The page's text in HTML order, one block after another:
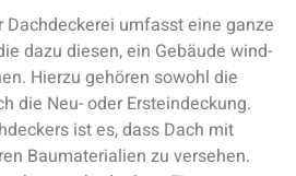
umfasst eine ganze
dazu diesen, ein Gebäude wind-
Hierzu gehören sowohl die
die Neu- oder Ersteindeckung.
ist es, dass Dach mit
Baumaterialien zu versehen.